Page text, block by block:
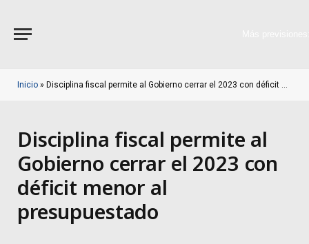
Inicio » Disciplina fiscal permite al Gobierno cerrar el 2023 con déficit menor al presupuestado
Disciplina fiscal permite al
Gobierno cerrar el 2023 con
déficit menor al
presupuestado